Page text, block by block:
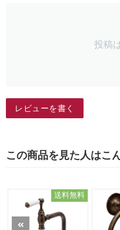
投稿
レビューを書く
この商品を見た人はこ
送料無料